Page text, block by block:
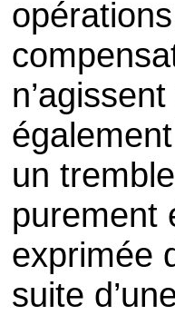
un
purement
exprimée
suite